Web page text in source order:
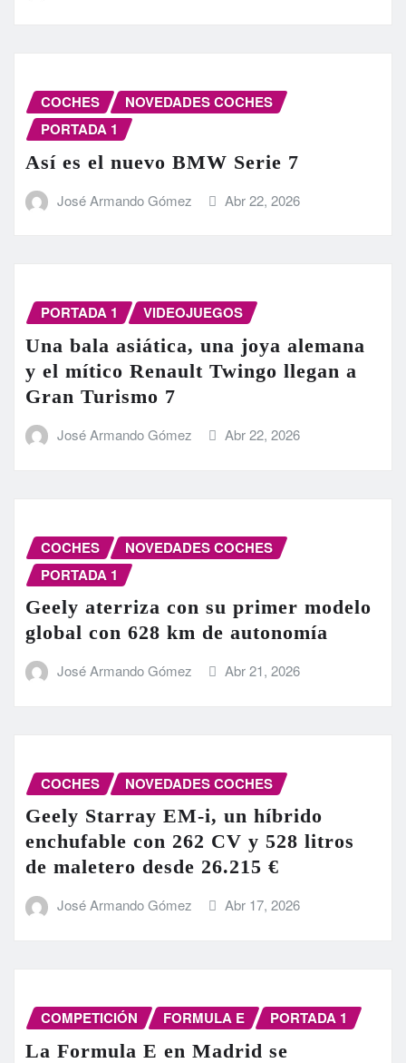
COCHES
NOVEDADES COCHES
PORTADA 1
Así es el nuevo BMW Serie 7
José Armando Gómez Abr 22, 2026
PORTADA 1 VIDEOJUEGOS
Una bala asiática, una joya alemana
y el mítico Renault Twingo llegan a
Gran Turismo 7
José Armando Gómez Abr 22, 2026
COCHES
NOVEDADES COCHES
PORTADA 1
Geely aterriza con su primer modelo
global con 628 km de autonomía
José Armando Gómez Abr 21, 2026
COCHES NOVEDADES COCHES
Geely Starray EM-i, un híbrido
enchufable con 262 CV y 528 litros
de maletero desde 26.215 €
José Armando Gómez Abr 17, 2026
COMPETICIÓN FORMULA E PORTADA 1
La Formula E en Madrid se